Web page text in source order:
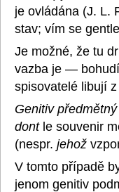
je ovládána (J. L.
stav; vím se
Je možné, že tu
vazba je —
spisovatelé libují
Genitiv
dont le souvenir
(nespr. jehož
V tomto případě
jenom genitiv